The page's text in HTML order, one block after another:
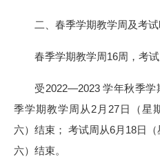
二、春季学期教学周及考
春季学期教学周16周，考试
受2022—2023 学年秋季
季学期教学周从2月27日（星
六）结束； 考试周从6月18日
六）结束。